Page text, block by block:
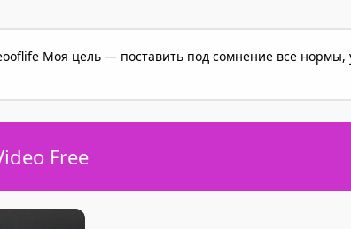
Моя цель — поставить под сомнение все нормы,
Free